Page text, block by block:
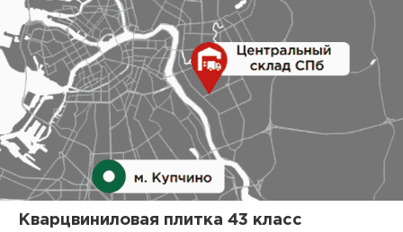
и
Кварцвиниловая плитка 43 класс